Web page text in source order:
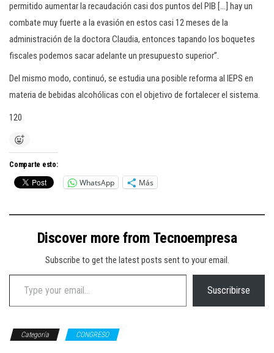
permitido aumentar la recaudación casi dos puntos del PIB […] hay un
combate muy fuerte a la evasión en estos casi 12 meses de la
administración de la doctora Claudia, entonces tapando los boquetes
fiscales podemos sacar adelante un presupuesto superior”.
Del mismo modo, continuó, se estudia una posible reforma al IEPS en
materia de bebidas alcohólicas con el objetivo de fortalecer el sistema.
120
Comparte esto:
WhatsApp Más
Discover more from Tecnoempresa
Subscribe to get the latest posts sent to your email.
Type your email…
Suscribirse
Categoría CONGRESO